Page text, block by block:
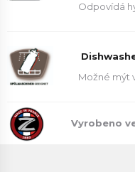
Odpovídá
Možné mýt
Vyrobeno